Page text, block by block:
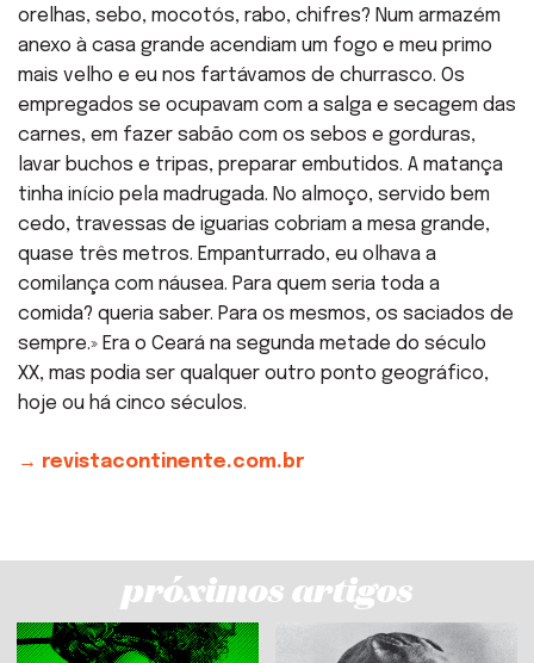
orelhas, sebo, mocotós, rabo, chifres? Num armazém
anexo à casa grande acendiam um fogo e meu primo
mais velho e eu nos fartávamos de churrasco. Os
empregados se ocupavam com a salga e secagem das
carnes, em fazer sabão com os sebos e gorduras,
lavar buchos e tripas, preparar embutidos. A matança
tinha início pela madrugada. No almoço, servido bem
cedo, travessas de iguarias cobriam a mesa grande,
quase três metros. Empanturrado, eu olhava a
comilança com náusea. Para quem seria toda a
comida? queria saber. Para os mesmos, os saciados de
sempre.» Era o Ceará na segunda metade do século
XX, mas podia ser qualquer outro ponto geográfico,
hoje ou há cinco séculos.
→ revistacontinente.com.br
próximos artigos